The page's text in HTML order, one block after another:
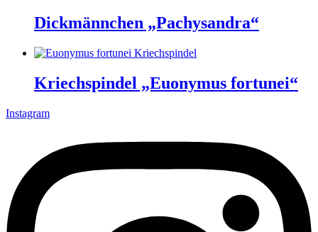
Dickmännchen „Pachysandra“
Kriechspindel „Euonymus fortunei“
Instagram